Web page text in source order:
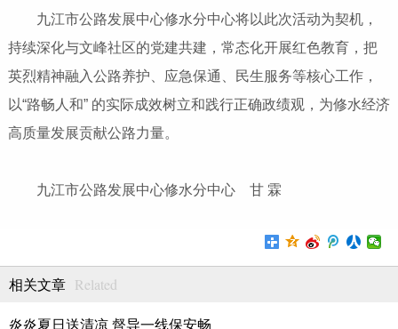
九江市公路发展中心修水分中心将以此次活动为契机，
持续深化与文峰社区的党建共建，常态化开展红色教育，把
英烈精神融入公路养护、应急保通、民生服务等核心工作，
以“路畅人和” 的实际成效树立和践行正确政绩观，为修水经济
高质量发展贡献公路力量。
九江市公路发展中心修水分中心 甘 霖
相关文章 Related
炎炎夏日送清凉 督导一线保安畅